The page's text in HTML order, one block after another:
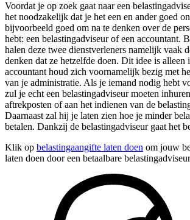
Voordat je op zoek gaat naar een
het noodzakelijk dat je het een en ander goed
bijvoorbeeld goed om na te denken over de
hebt: een belastingadviseur of een accountant.
halen deze twee dienstverleners namelijk vaak
denken dat ze hetzelfde doen. Dit idee is alleen
accountant houd zich voornamelijk bezig met
van je administratie. Als je iemand nodig hebt
zul je echt een belastingadviseur moeten
aftrekposten of aan het indienen van de
Daarnaast zal hij je laten zien hoe je minder
betalen. Dankzij de belastingadviseur gaat het
Klik op belastingaangifte laten doen om jouw
laten doen door een betaalbare